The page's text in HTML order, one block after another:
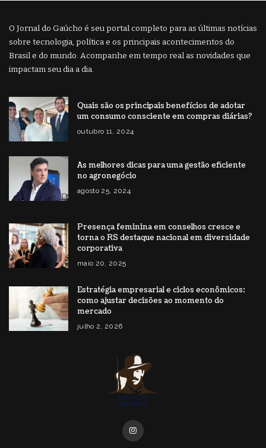
O Jornal do Gaúcho é seu portal completo para as últimas notícias
sobre tecnologia, política e os principais acontecimentos do
Brasil e do mundo. Acompanhe em tempo real as novidades que
impactam seu dia a dia.
Quais são os principais benefícios de adotar
um consumo consciente em compras diárias?
outubro 11, 2024
As melhores dicas para uma gestão eficiente
no agronegócio
agosto 25, 2024
Presença feminina em conselhos cresce e
torna o RS destaque nacional em diversidade
corporativa
maio 20, 2025
Estratégia empresarial e ciclos econômicos:
como ajustar decisões ao momento do
mercado
julho 2, 2026